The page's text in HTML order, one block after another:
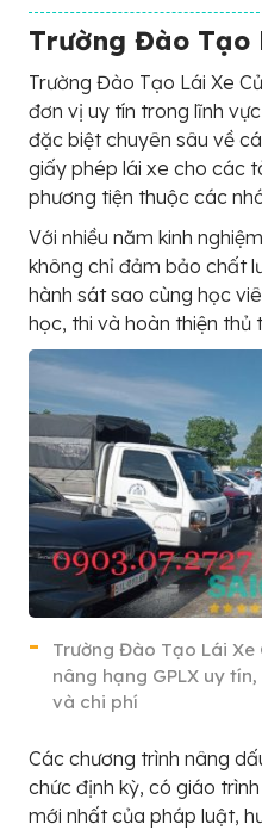
Trường Đào Tạo
Trường Đào Tạo Lái Xe
đơn vị uy tín trong lĩnh
đặc biệt chuyên sâu về
giấy phép lái xe cho các
phương tiện thuộc các
Với nhiều năm kinh
không chỉ đảm bảo chất
hành sát sao cùng học
học, thi và hoàn thiện thủ
Trường Đào Tạo Lái
nâng hạng GPLX uy
và chi phí
Các chương trình nâng
chức định kỳ, có giáo
mới nhất của pháp luật,